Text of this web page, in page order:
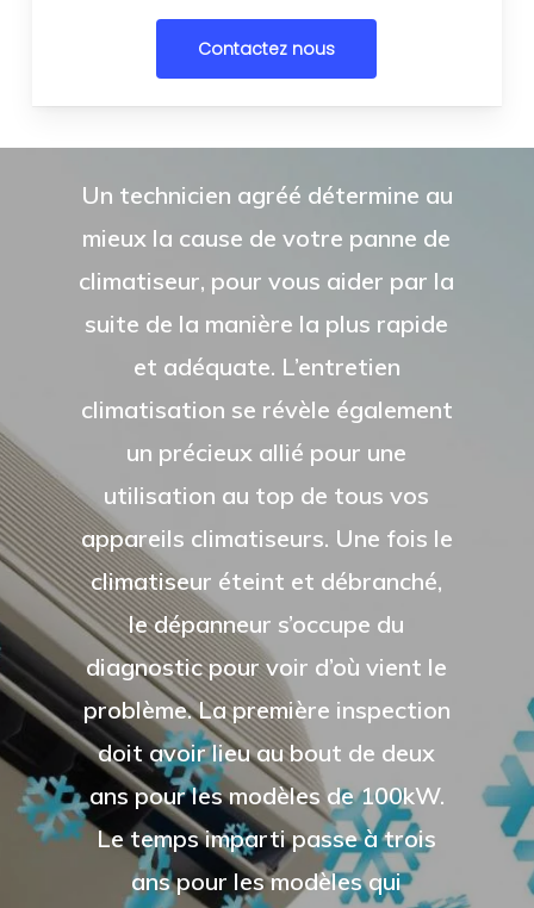
Contactez nous
Un technicien agréé détermine au
mieux la cause de votre panne de
climatiseur, pour vous aider par la
suite de la manière la plus rapide
et adéquate. L’entretien
climatisation se révèle également
un précieux allié pour une
utilisation au top de tous vos
appareils climatiseurs. Une fois le
climatiseur éteint et débranché,
le dépanneur s’occupe du
diagnostic pour voir d’où vient le
problème. La première inspection
doit avoir lieu au bout de deux
ans pour les modèles de 100kW.
Le temps imparti passe à trois
ans pour les modèles qui